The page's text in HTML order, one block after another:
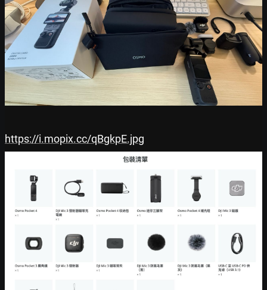
https://i.mopix.cc/qBgkpE.jpg